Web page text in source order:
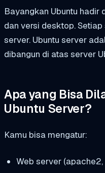
Bayangkan Ubuntu
dan versi desktop.
server. Ubuntu server
dibangun di atas server
Apa yang Bisa
Ubuntu Server?
Kamu bisa mengatur:
Web server (apache2,